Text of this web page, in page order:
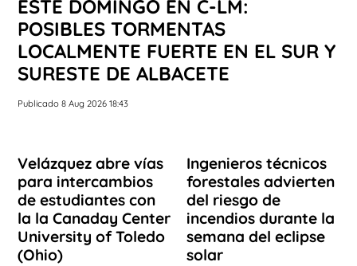
ESTE DOMINGO EN C-LM:
POSIBLES TORMENTAS
LOCALMENTE FUERTE EN EL SUR Y
SURESTE DE ALBACETE
Publicado 8 Aug 2026 18:43
Velázquez abre vías
para intercambios
de estudiantes con
la la Canaday Center
University of Toledo
(Ohio)
Ingenieros técnicos
forestales advierten
del riesgo de
incendios durante la
semana del eclipse
solar